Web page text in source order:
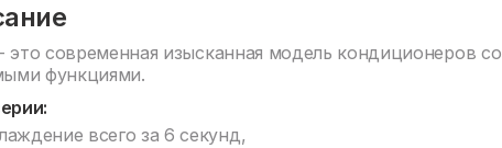
это современная изысканная модель кондиционеров со
функциями.
всего за 6 секунд,